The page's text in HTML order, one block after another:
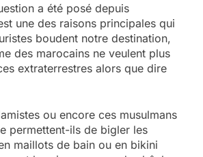
a été posé depuis
une des raisons principales qui
boudent notre destination,
des marocains ne veulent plus
extraterrestres alors que dire
ou encore ces musulmans
permettent-ils de bigler les
maillots de bain ou en bikini